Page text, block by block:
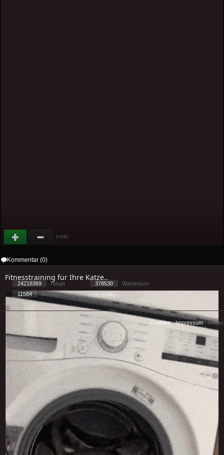
(+26)
Kommentar (0)
Fitnesstraining für Ihre Katze..
24218369 Haupt 378530
Warteraum
11584
Benutzer [ 1 ] - ( 2.65 )
Cookies-Impressum-